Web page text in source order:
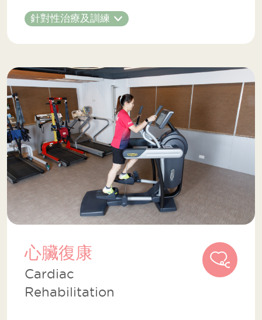
針對性治療及訓練
心臟復康
Cardiac
Rehabilitation